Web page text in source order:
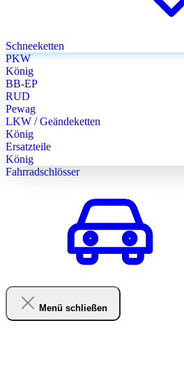
Schneeketten
PKW
König
BB-EP
RUD
Pewag
LKW / Geändeketten
König
Ersatzteile
König
Fahrradschlösser
Menü schließen